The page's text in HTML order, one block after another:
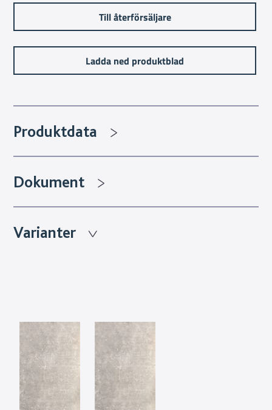
Till återförsäljare
Ladda ned produktblad
Produktdata
Dokument
Varianter